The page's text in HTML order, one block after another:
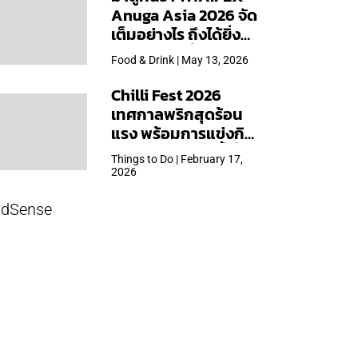
Anuga Asia 2026 จัด
เต็มอย่างไร ถึงได้ยิ่ง
ใหญ่สุดเท่าที่เคยจัดมา
Food & Drink | May 13, 2026
Chilli Fest 2026
เทศกาลพริกสุดร้อน
แรง พร้อมการแข่งกิน
พริก จัด 28 มี.ค.นี้ ที่โรง
แรมคิมป์ตัน มาลัยฯ
Things to Do | February 17,
2026